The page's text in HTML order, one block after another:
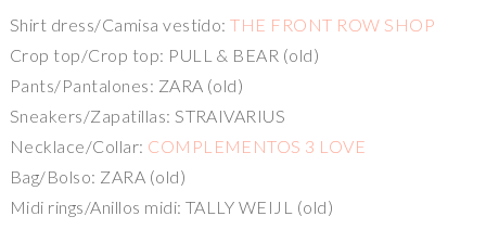
Shirt dress/Camisa vestido:THE FRONT ROW SHOP
Crop top/Crop top: PULL & BEAR (old)
Pants/Pantalones: ZARA (old)
Sneakers/Zapatillas: STRAIVARIUS
Necklace/Collar: COMPLEMENTOS 3 LOVE
Bag/Bolso: ZARA (old)
Midi rings/Anillos midi: TALLY WEIJL (old)